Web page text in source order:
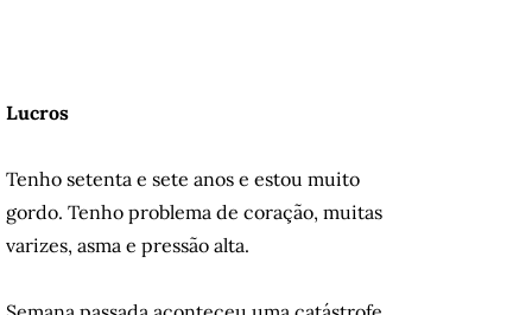
Lucros
Tenho setenta e sete anos e estou muito
gordo. Tenho problema de coração, muitas
varizes, asma e pressão alta.